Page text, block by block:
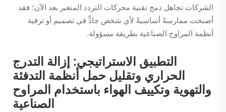
الشركات تجاهل دمج تقنية محركات التردد المتغير بعد الآن؛ فقد
أصبحت ممارسةً أساسيةً لأي شخص جادٍّ في تصميم أو ترقية
أنظمة المراوح الصناعية بطريقة مسؤولة.
التطبيق الاستراتيجي: إزالة التدرج
الحراري وتقليل حمل أنظمة التدفئة
والتهوية وتكييف الهواء باستخدام المراوح
الصناعية